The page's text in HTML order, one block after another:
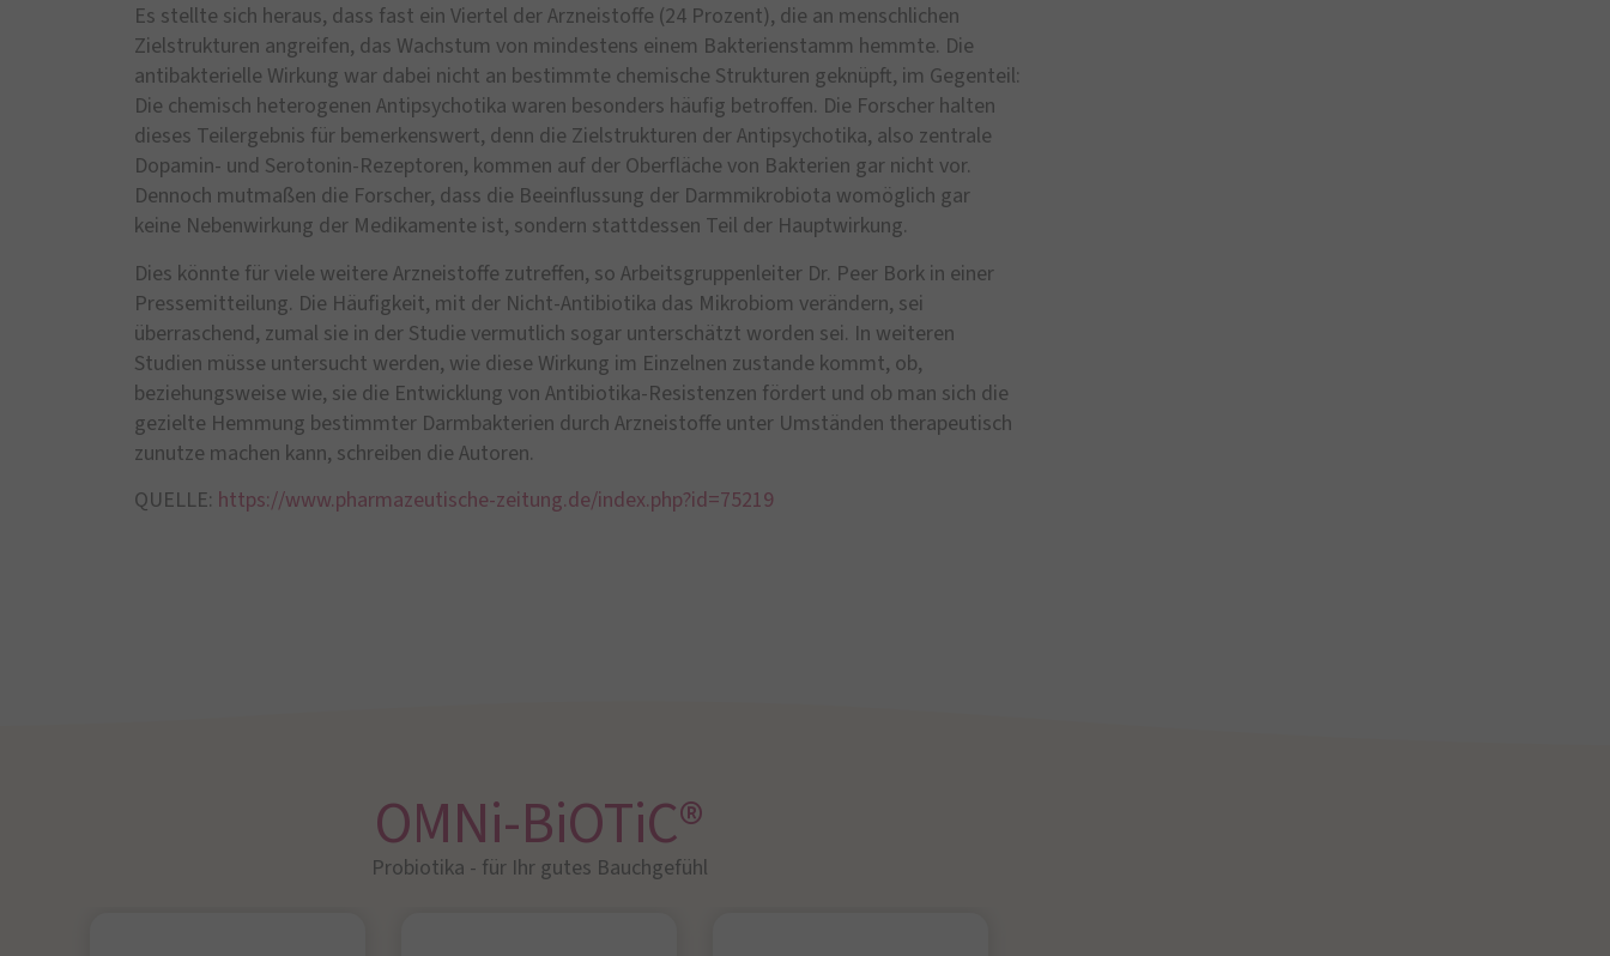
Es stellte sich heraus, dass fast ein Viertel der Arzneistoffe (24 Prozent), die an menschlichen
Zielstrukturen angreifen, das Wachstum von mindestens einem Bakterienstamm hemmte. Die
antibakterielle Wirkung war dabei nicht an bestimmte chemische Strukturen geknüpft, im Gegenteil:
Die chemisch heterogenen Antipsychotika waren besonders häufig betroffen. Die Forscher halten
dieses Teilergebnis für bemerkenswert, denn die Zielstrukturen der Antipsychotika, also zentrale
Dopamin- und Serotonin-Rezeptoren, kommen auf der Oberfläche von Bakterien gar nicht vor.
Dennoch mutmaßen die Forscher, dass die Beeinflussung der Darmmikrobiota womöglich gar
keine Nebenwirkung der Medikamente ist, sondern stattdessen Teil der Hauptwirkung.
Dies könnte für viele weitere Arzneistoffe zutreffen, so Arbeitsgruppenleiter Dr. Peer Bork in einer
Pressemitteilung. Die Häufigkeit, mit der Nicht-Antibiotika das Mikrobiom verändern, sei
überraschend, zumal sie in der Studie vermutlich sogar unterschätzt worden sei. In weiteren
Studien müsse untersucht werden, wie diese Wirkung im Einzelnen zustande kommt, ob,
beziehungsweise wie, sie die Entwicklung von Antibiotika-Resistenzen fördert und ob man sich die
gezielte Hemmung bestimmter Darmbakterien durch Arzneistoffe unter Umständen therapeutisch
zunutze machen kann, schreiben die Autoren.
QUELLE: https://www.pharmazeutische-zeitung.de/index.php?id=75219
OMNi-BiOTiC®
Probiotika - für Ihr gutes Bauchgefühl​